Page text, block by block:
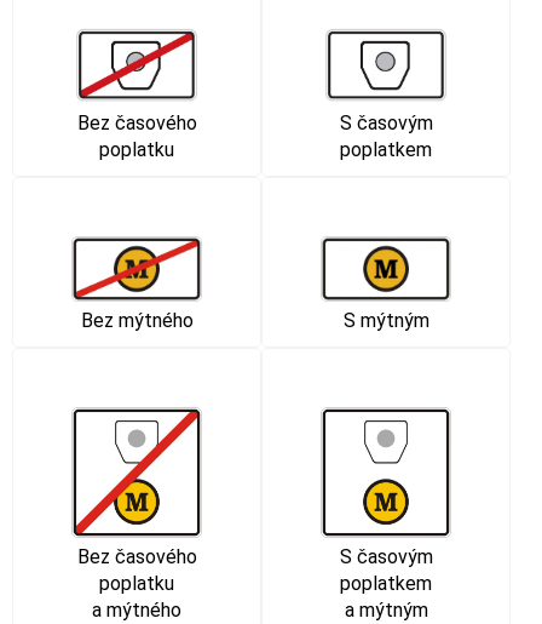
Bez časového
poplatku
S časovým
poplatkem
Bez mýtného S mýtným
Bez časového
poplatku
a mýtného
S časovým
poplatkem
a mýtným